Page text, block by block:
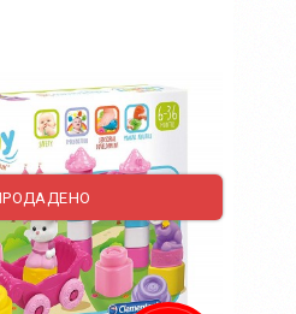
за споредба